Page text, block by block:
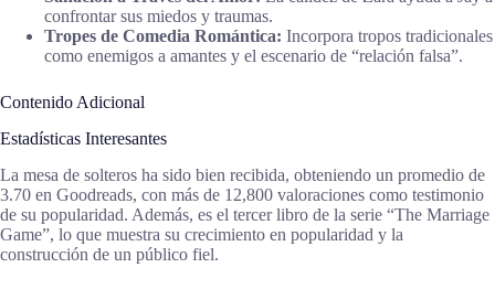
confrontar sus miedos y traumas.
Tropes de Comedia Romántica: Incorpora tropos tradicionales
como enemigos a amantes y el escenario de “relación falsa”.
Contenido Adicional
Estadísticas Interesantes
La mesa de solteros ha sido bien recibida, obteniendo un promedio de
3.70 en Goodreads, con más de 12,800 valoraciones como testimonio
de su popularidad. Además, es el tercer libro de la serie “The Marriage
Game”, lo que muestra su crecimiento en popularidad y la
construcción de un público fiel.